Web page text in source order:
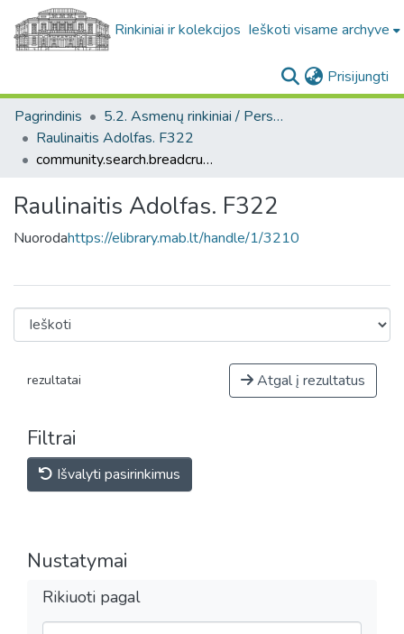
Rinkiniai ir kolekcijos Ieškoti visame archyve
Prisijungti
Pagrindinis
5.2. Asmenų rinkiniai / Personal collections
Raulinaitis Adolfas. F322
community.search.breadcrumbs
Raulinaitis Adolfas. F322
Nuorodahttps://elibrary.mab.lt/handle/1/3210
rezultatai Atgal į rezultatus
Filtrai
Išvalyti pasirinkimus
Nustatymai
Rikiuoti pagal